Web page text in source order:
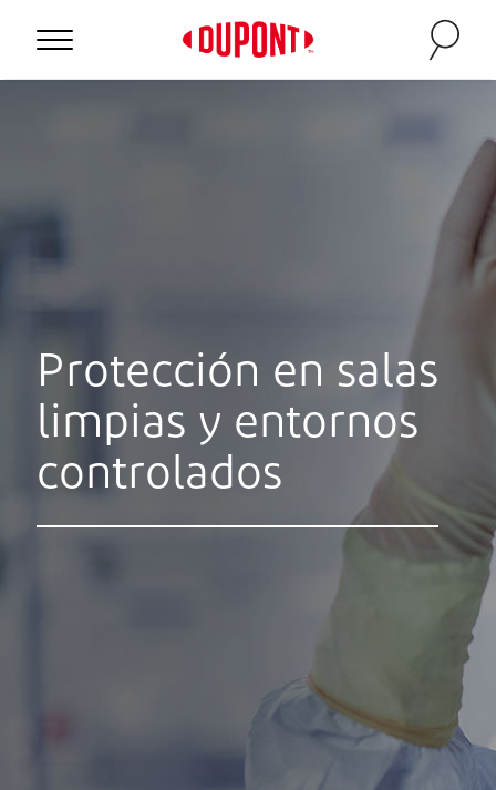
Personal Protection
™
Protección en salas
limpias y entornos
controlados